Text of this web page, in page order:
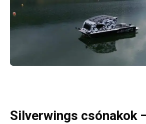
Silverwings csónakok